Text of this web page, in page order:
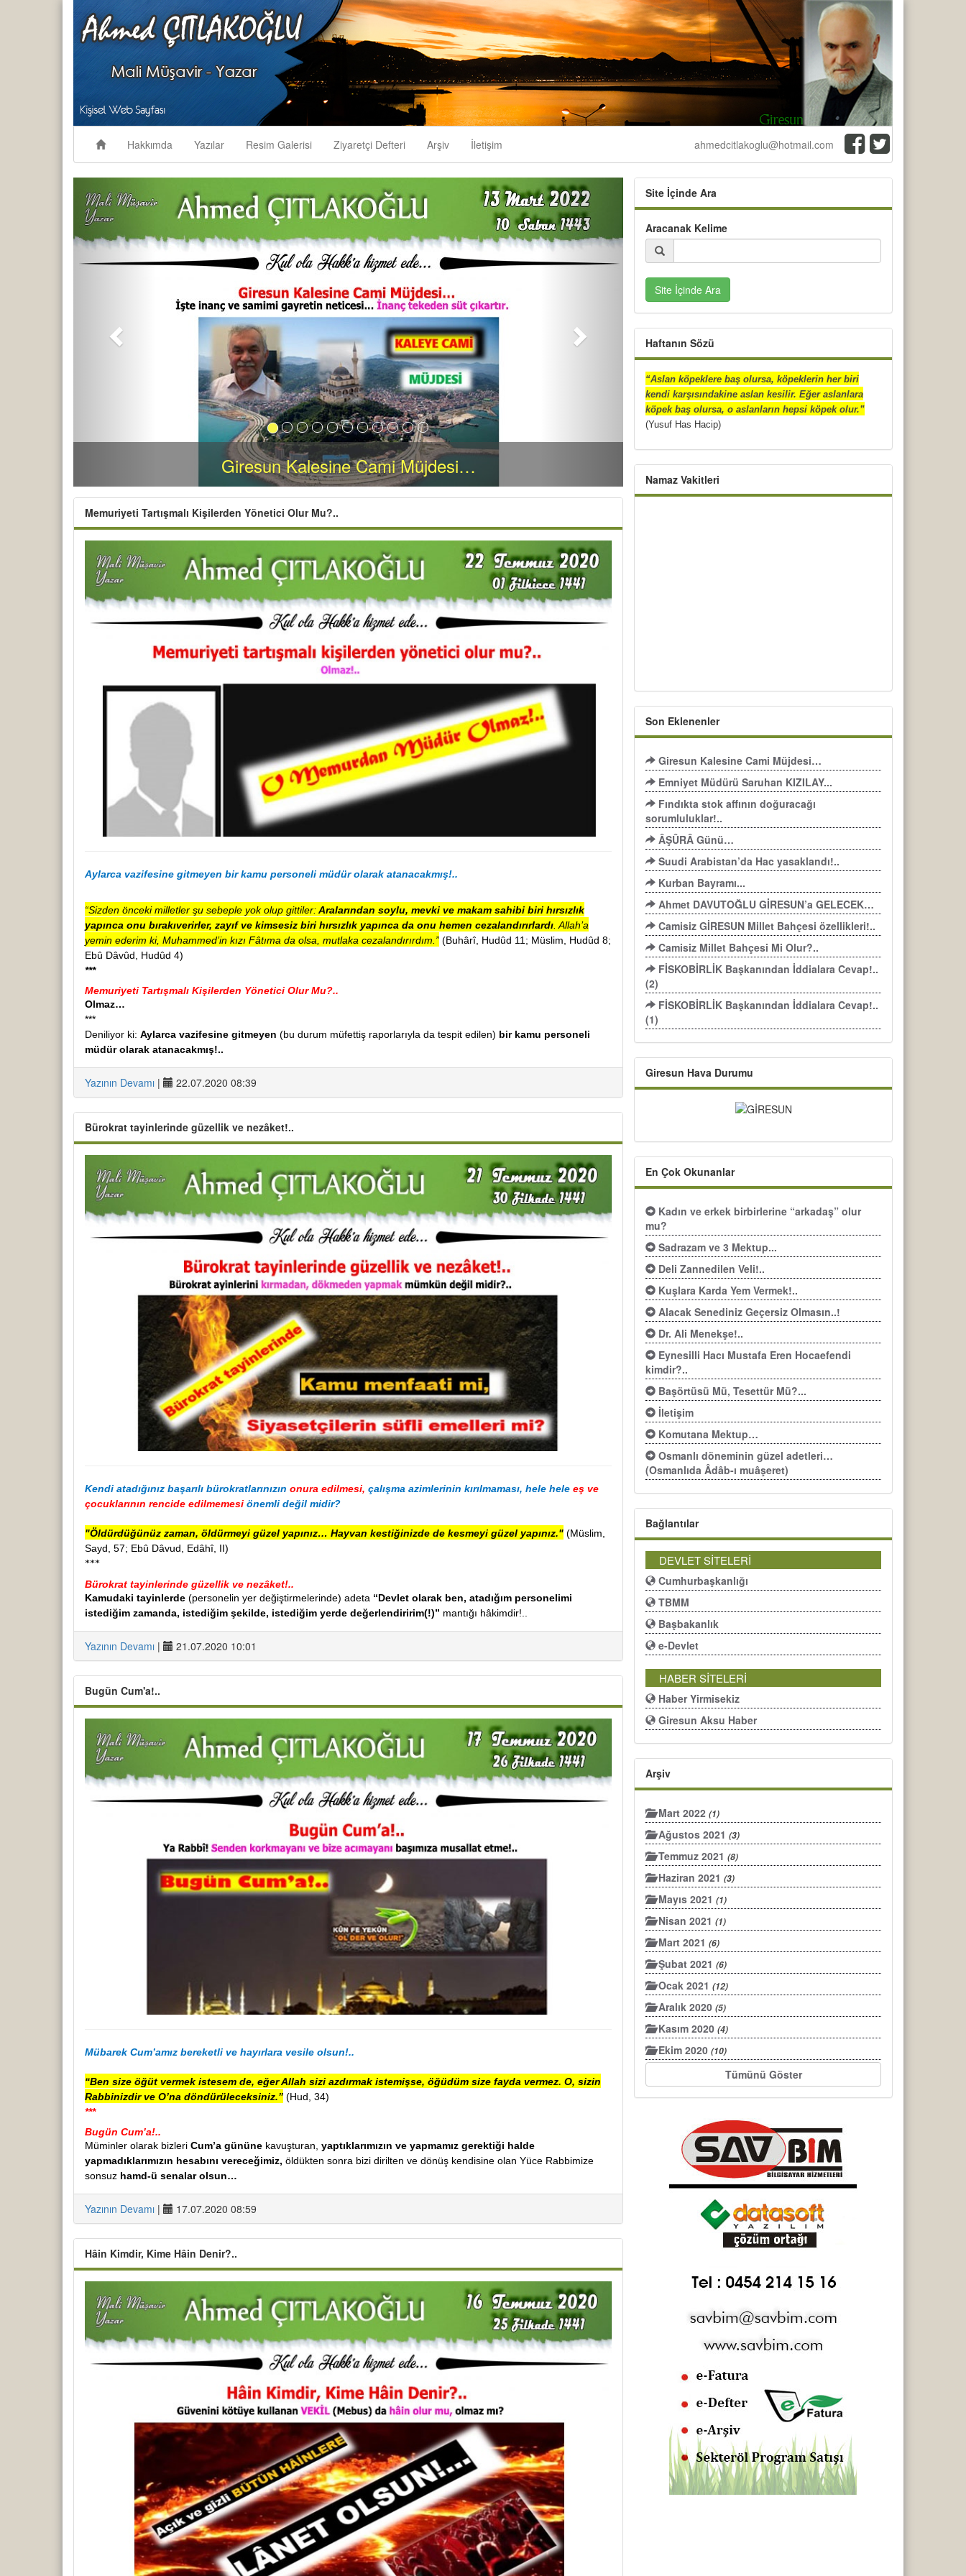
Hakkımda Yazılar Resim Galerisi Ziyaretçi Defteri Arşiv İletişim ahmedcitlakoglu@hotmail.com
Giresun Kalesine Cami Müjdesi…
Previous Next
Memuriyeti Tartışmalı Kişilerden Yönetici Olur Mu?..
Aylarca vazifesine gitmeyen bir kamu personeli müdür olarak atanacakmış!..
“Sizden önceki milletler şu sebeple yok olup gittiler:Aralarından soylu, mevki ve makam sahibi biri hırsızlık
yapınca onu bırakıverirler, zayıf ve kimsesiz biri hırsızlık yapınca da onu hemen cezalandırırlardı . Allah’a
yemin ederim ki, Muhammed’in kızı Fâtıma da olsa, mutlaka cezalandırırdım.” (Buhârî, Hudûd 11; Müslim, Hudûd 8;
Ebû Dâvûd, Hudûd 4)
***
Memuriyeti Tartışmalı Kişilerden Yönetici Olur Mu?..
Olmaz…
***
Deniliyor ki: Aylarca vazifesine gitmeyen (bu durum müfettiş raporlarıyla da tespit edilen) bir kamu personeli
müdür olarak atanacakmış!..
Yazının Devamı | 22.07.2020 08:39
Bürokrat tayinlerinde güzellik ve nezâket!..
Kendi atadığınız başarılı bürokratlarınızın onura edilmesi, çalışma azimlerinin kırılmaması, hele hele eş ve
çocuklarının rencide edilmemesi önemli değil midir?
"Öldürdüğünüz zaman, öldürmeyi güzel yapınız… Hayvan kestiğinizde de kesmeyi güzel yapınız." (Müslim,
Sayd, 57; Ebû Dâvud, Edâhî, II)
***
Bürokrat tayinlerinde güzellik ve nezâket!..
Kamudaki tayinlerde (personelin yer değiştirmelerinde) adeta “Devlet olarak ben, atadığım personelimi
istediğim zamanda, istediğim şekilde, istediğim yerde değerlendiririm(!)” mantığı hâkimdir!..
Yazının Devamı | 21.07.2020 10:01
Bugün Cum'a!..
Mübarek Cum’amız bereketli ve hayırlara vesile olsun!..
“Ben size öğüt vermek istesem de, eğer Allah sizi azdırmak istemişse, öğüdüm size fayda vermez. O, sizin
Rabbinizdir ve O’na döndürüleceksiniz.” (Hud, 34)
***
Bugün Cum’a!..
Müminler olarak bizleri Cum’a gününe kavuşturan, yaptıklarımızın ve yapmamız gerektiği halde
yapmadıklarımızın hesabını vereceğimiz, öldükten sonra bizi dirilten ve dönüş kendisine olan Yüce Rabbimize
sonsuz hamd-ü senalar olsun…
Yazının Devamı | 17.07.2020 08:59
Hâin Kimdir, Kime Hâin Denir?..
Site İçinde Ara
Aracanak Kelime
Site İçinde Ara
Haftanın Sözü
“Aslan köpeklere baş olursa, köpeklerin her biri
kendi karşısındakine aslan kesilir. Eğer aslanlara
köpek baş olursa, o aslanların hepsi köpek olur.”
(Yusuf Has Hacip)
Namaz Vakitleri
Son Eklenenler
Giresun Kalesine Cami Müjdesi…
Emniyet Müdürü Saruhan KIZILAY...
Fındıkta stok affının doğuracağı
sorumluluklar!..
ÂŞÛRÂ Günü…
Suudi Arabistan’da Hac yasaklandı!..
Kurban Bayramı...
Ahmet DAVUTOĞLU GİRESUN’a GELECEK…
Camisiz GİRESUN Millet Bahçesi özellikleri!..
Camisiz Millet Bahçesi Mi Olur?..
FİSKOBİRLİK Başkanından İddialara Cevap!..
(2)
FİSKOBİRLİK Başkanından İddialara Cevap!..
(1)
Giresun Hava Durumu
En Çok Okunanlar
Kadın ve erkek birbirlerine “arkadaş” olur
mu?
Sadrazam ve 3 Mektup...
Deli Zannedilen Veli!..
Kuşlara Karda Yem Vermek!..
Alacak Senediniz Geçersiz Olmasın..!
Dr. Ali Menekşe!..
Eynesilli Hacı Mustafa Eren Hocaefendi
kimdir?..
Başörtüsü Mü, Tesettür Mü?...
İletişim
Komutana Mektup…
Osmanlı döneminin güzel adetleri…
(Osmanlıda Âdâb-ı muâşeret)
Bağlantılar
DEVLET SİTELERİ
Cumhurbaşkanlığı
TBMM
Başbakanlık
e-Devlet
HABER SİTELERİ
Haber Yirmisekiz
Giresun Aksu Haber
Arşiv
Mart 2022 (1)
Ağustos 2021 (3)
Temmuz 2021 (8)
Haziran 2021 (3)
Mayıs 2021 (1)
Nisan 2021 (1)
Mart 2021 (6)
Şubat 2021 (6)
Ocak 2021 (12)
Aralık 2020 (5)
Kasım 2020 (4)
Ekim 2020 (10)
Tümünü Göster